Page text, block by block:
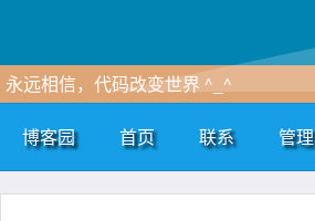
永远相信，代码改变世界 ^_^
博客园 首页 联系 管理